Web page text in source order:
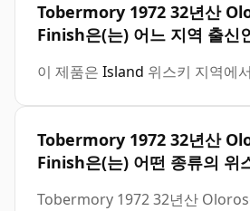
Tobermory 1972 32년산
Finish은(는) 어느 지역 출신
이 제품은 Island 위스키 지역에
Tobermory 1972 32년산
Finish은(는) 어떤 종류의 위
Tobermory 1972 32년산